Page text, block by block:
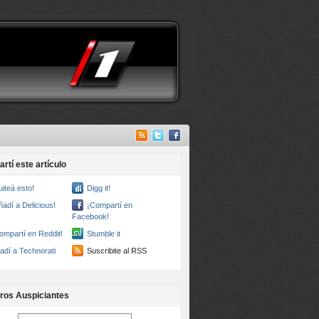
este artículo
esto!
Digg it!
a Delicious!
¡Compartí en
Facebook!
en Reddit!
Stumble it
a Technorati
Suscribite al RSS
Auspiciantes